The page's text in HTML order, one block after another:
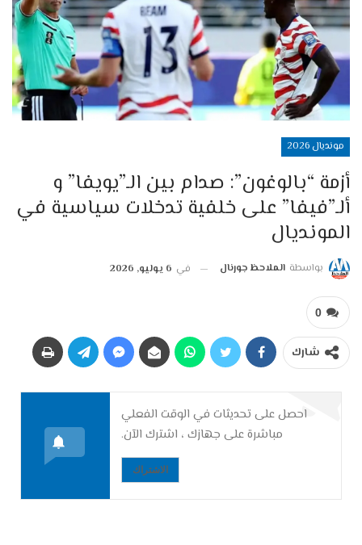
مونديال 2026
أزمة “بالوغون”: صدام بين الـ”يويفا” و
ألـ”فيفا” على خلفية تدخلات سياسية في
المونديال
بواسطة الملاحظ جورنال في 6 يوليو, 2026
0
شارك
احصل على تحديثات في الوقت الفعلي
مباشرة على جهازك ، اشترك الآن.
الاشتراك